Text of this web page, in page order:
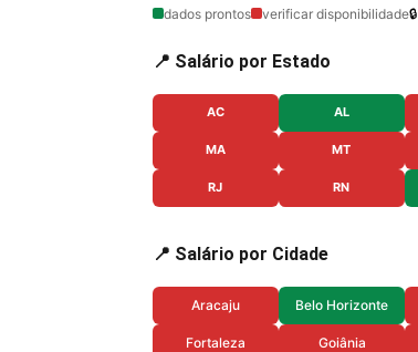
dados prontos verificar disponibilidade🔒
📍 Salário por Estado
AC AL
MA MT
RJ RN
📍 Salário por Cidade
Aracaju Belo Horizonte
Fortaleza Goiânia